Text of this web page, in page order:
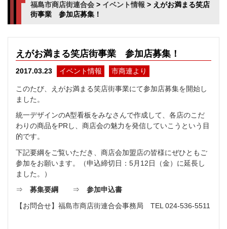
福島市商店街連合会 > イベント情報 > えがお満まる笑店
街事業 参加店募集！
えがお満まる笑店街事業 参加店募集！
2017.03.23 イベント情報 市商連より
このたび、えがお満まる笑店街事業にて参加店募集を開始し
ました。
統一デザインのA型看板をみなさんで作成して、各店のこだ
わりの商品をPRし、商店会の魅力を発信していこうという目
的です。
下記要綱をご覧いただき、商店会加盟店の皆様にぜひともご
参加をお願います。（申込締切日：5月12日（金）に延長し
ました。）
⇒ 募集要綱 ⇒ 参加申込書
【お問合せ】福島市商店街連合会事務局 TEL 024-536-5511